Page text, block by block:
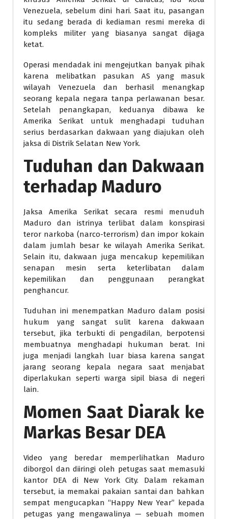
Venezuela, sebelum dini hari. Saat itu, pasangan
itu sedang berada di kediaman resmi mereka di
kompleks militer yang biasanya sangat dijaga
ketat.
Operasi mendadak ini mengejutkan banyak pihak
karena melibatkan pasukan AS yang masuk
wilayah Venezuela dan berhasil menangkap
seorang kepala negara tanpa perlawanan besar.
Setelah penangkapan, keduanya dibawa ke
Amerika Serikat untuk menghadapi tuduhan
serius berdasarkan dakwaan yang diajukan oleh
jaksa di Distrik Selatan New York.
Tuduhan dan Dakwaan
terhadap Maduro
Jaksa Amerika Serikat secara resmi menuduh
Maduro dan istrinya terlibat dalam konspirasi
teror narkoba (narco-terrorism) dan impor kokain
dalam jumlah besar ke wilayah Amerika Serikat.
Selain itu, dakwaan juga mencakup kepemilikan
senapan mesin serta keterlibatan dalam
kepemilikan dan penggunaan perangkat
penghancur.
Tuduhan ini menempatkan Maduro dalam posisi
hukum yang sangat sulit karena dakwaan
tersebut, jika terbukti di pengadilan, berpotensi
membuatnya menghadapi hukuman berat. Ini
juga menjadi langkah luar biasa karena sangat
jarang seorang kepala negara saat menjabat
diperlakukan seperti warga sipil biasa di negeri
lain.
Momen Saat Diarak ke
Markas Besar DEA
Video yang beredar memperlihatkan Maduro
diborgol dan diiringi oleh petugas saat memasuki
kantor DEA di New York City. Dalam rekaman
tersebut, ia memakai pakaian santai dan bahkan
sempat mengucapkan “Happy New Year” kepada
petugas yang mengawalinya — sebuah momen